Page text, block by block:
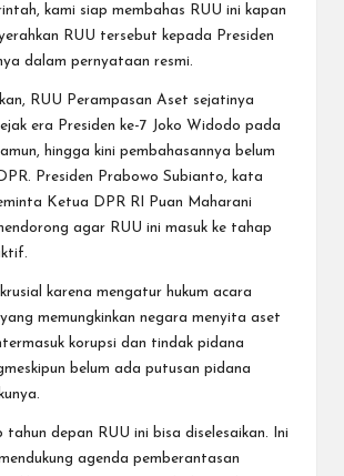
kami siap membahas RUU ini kapan
RUU tersebut kepada Presiden
dalam pernyataan resmi.
RUU Perampasan Aset sejatinya
era Presiden ke-7 Joko Widodo pada
hingga kini pembahasannya belum
Presiden Prabowo Subianto, kata
Ketua DPR RI Puan Maharani
agar RUU ini masuk ke tahap
karena mengatur hukum acara
memungkinkan negara menyita aset
korupsi dan tindak pidana
belum ada putusan pidana
tahun depan RUU ini bisa diselesaikan. Ini
agenda pemberantasan